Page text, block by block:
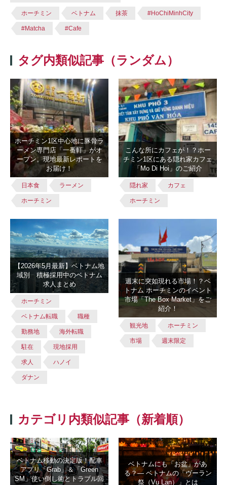
ホーチミン ベトナム 抹茶 #HoChiMinhCity
#Matcha #Cafe
タグ内類似記事（ランダム）
ホーチミン1区中心地に豚骨ラ
ーメン専門店「一番軒」がオ
ープン。現地最新レポートを
お届け！
日本食 ラーメン
ホーチミン
こんな所にカフェが！？ホー
チミン1区にある隠れ家カフェ
「Mo Di Hoi」のご紹介
隠れ家 カフェ
ホーチミン
【2026年5月最新】ベトナム地
域別 積極採用中のベトナム
求人まとめ
ホーチミン
ベトナム転職 職種
勤務地 海外転職
駐在 現地採用
求人 ハノイ
ダナン
週末に突如現れる市場！？ベ
トナム ホーチミンのイベント
市場「The Box Market」をご
紹介！
観光地 ホーチミン
市場 週末限定
カテゴリ内類似記事（新着順）
ベトナム移動の決定版！配車
アプリ「Grab」＆「Green
SM」使い倒し術とトラブル回
ベトナムにも「お盆」があ
る？― ベトナムの「ヴーラン
祭（Vu Lan）」とは